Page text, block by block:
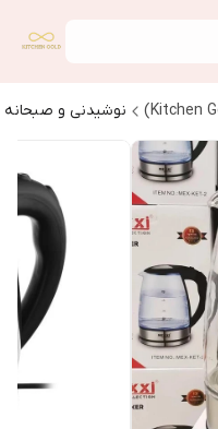
نوشیدنی و صبحانه